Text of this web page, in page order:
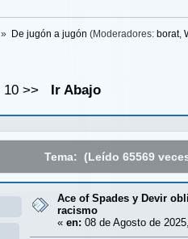
» De jugón a jugón (Moderadores: borat,
10 >> Ir Abajo
Tema: (Leído 65569
Ace of Spades y Devir
racismo
« en: 08 de Agosto de